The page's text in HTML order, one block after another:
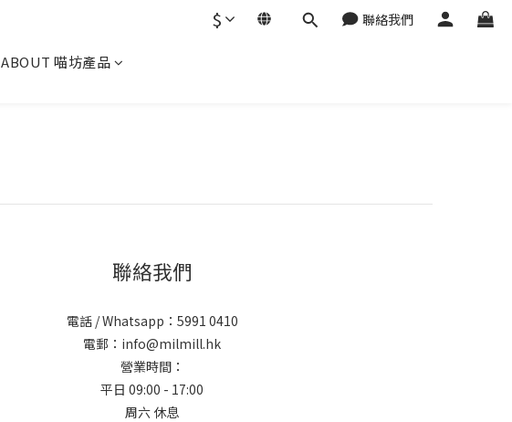
$ 聯絡我們
ABOUT 喵坊產品
聯絡我們
電話 / Whatsapp：5991 0410
電郵：info@milmill.hk
營業時間：
平日 09:00 - 17:00
周六 休息